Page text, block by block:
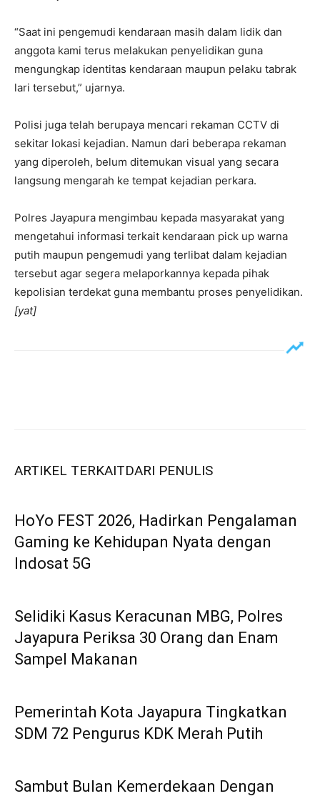
“Saat ini pengemudi kendaraan masih dalam lidik dan
anggota kami terus melakukan penyelidikan guna
mengungkap identitas kendaraan maupun pelaku tabrak
lari tersebut,” ujarnya.
Polisi juga telah berupaya mencari rekaman CCTV di
sekitar lokasi kejadian. Namun dari beberapa rekaman
yang diperoleh, belum ditemukan visual yang secara
langsung mengarah ke tempat kejadian perkara.
Polres Jayapura mengimbau kepada masyarakat yang
mengetahui informasi terkait kendaraan pick up warna
putih maupun pengemudi yang terlibat dalam kejadian
tersebut agar segera melaporkannya kepada pihak
kepolisian terdekat guna membantu proses penyelidikan.
[yat]
ARTIKEL TERKAITDARI PENULIS
HoYo FEST 2026, Hadirkan Pengalaman
Gaming ke Kehidupan Nyata dengan
Indosat 5G
Selidiki Kasus Keracunan MBG, Polres
Jayapura Periksa 30 Orang dan Enam
Sampel Makanan
Pemerintah Kota Jayapura Tingkatkan
SDM 72 Pengurus KDK Merah Putih
Sambut Bulan Kemerdekaan Dengan